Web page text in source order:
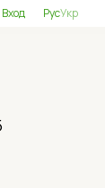
Вход РусУкр